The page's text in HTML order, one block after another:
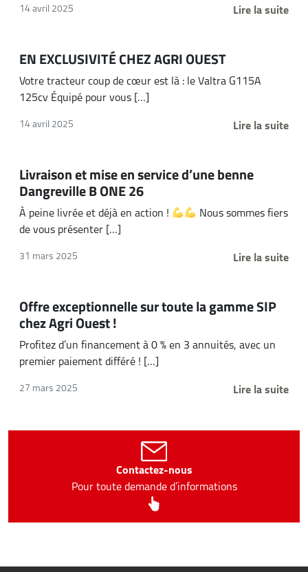
14 avril 2025 Lire la suite
EN EXCLUSIVITÉ CHEZ AGRI OUEST
Votre tracteur coup de cœur est là : le Valtra G115A
125cv Équipé pour vous […]
14 avril 2025 Lire la suite
Livraison et mise en service d’une benne
Dangreville B ONE 26
À peine livrée et déjà en action !
Nous sommes fiers
de vous présenter […]
31 mars 2025 Lire la suite
Offre exceptionnelle sur toute la gamme SIP
chez Agri Ouest !
Profitez d’un financement à 0 % en 3 annuités, avec un
premier paiement différé ! […]
27 mars 2025 Lire la suite
Contactez-nous
Pour toute demande d’informations